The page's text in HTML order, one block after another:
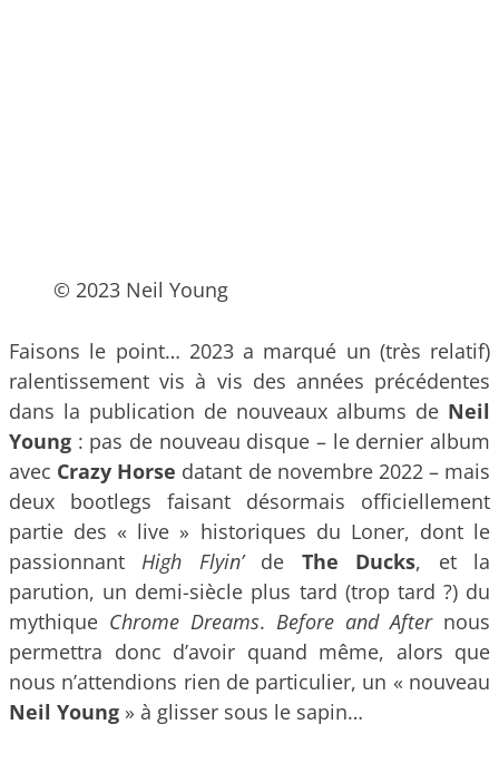
© 2023 Neil Young
Faisons le point… 2023 a marqué un (très relatif)
ralentissement vis à vis des années précédentes
dans la publication de nouveaux albums de Neil
Young : pas de nouveau disque – le dernier album
avec Crazy Horse datant de novembre 2022 – mais
deux bootlegs faisant désormais officiellement
partie des « live » historiques du Loner, dont le
passionnant High Flyin’de The Ducks, et la
parution, un demi-siècle plus tard (trop tard ?) du
mythique Chrome Dreams. Before and Afternous
permettra donc d’avoir quand même, alors que
nous n’attendions rien de particulier, un « nouveau
Neil Young » à glisser sous le sapin…